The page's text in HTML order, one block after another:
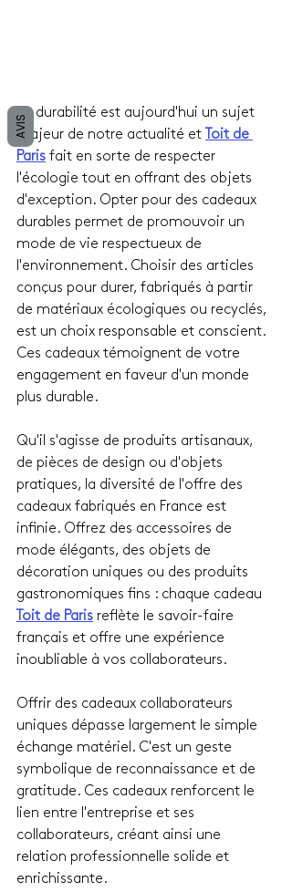
La durabilité est aujourd'hui un sujet
majeur de notre actualité et Toit de
Paris fait en sorte de respecter
l'écologie tout en offrant des objets
d'exception. Opter pour des cadeaux
durables permet de promouvoir un
mode de vie respectueux de
l'environnement. Choisir des articles
conçus pour durer, fabriqués à partir
de matériaux écologiques ou recyclés,
est un choix responsable et conscient.
Ces cadeaux témoignent de votre
engagement en faveur d'un monde
plus durable.
Qu'il s'agisse de produits artisanaux,
de pièces de design ou d'objets
pratiques, la diversité de l'offre des
cadeaux fabriqués en France est
infinie. Offrez des accessoires de
mode élégants, des objets de
décoration uniques ou des produits
gastronomiques fins : chaque cadeau
Toit de Paris reflète le savoir-faire
français et offre une expérience
inoubliable à vos collaborateurs.
Offrir des cadeaux collaborateurs
uniques dépasse largement le simple
échange matériel. C'est un geste
symbolique de reconnaissance et de
gratitude. Ces cadeaux renforcent le
lien entre l'entreprise et ses
collaborateurs, créant ainsi une
relation professionnelle solide et
enrichissante.
AVIS